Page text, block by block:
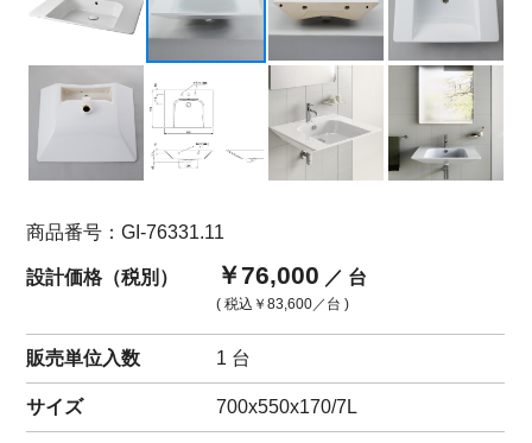
商品番号：GI-76331.11
設計価格（税別） ￥76,000 ／ 台
( 税込 ￥83,600 ／台 )
販売単位入数 1 台
サイズ 700x550x170/7L